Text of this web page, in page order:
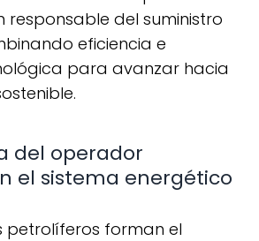
responsable del suministro
eficiencia e
para avanzar hacia
del operador
el sistema energético
petrolíferos forman el